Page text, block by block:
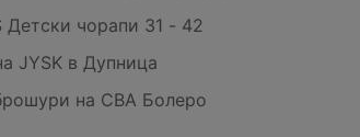
Детски чoрапи 31 - 42
JYSK в Дупница
на CBA Болеро